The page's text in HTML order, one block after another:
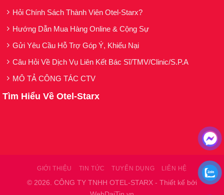
Sau 1 tuần bạn sẽ thấy làn da trắng sáng trông
thấy, các vết nám mờ dần
Kiên trì sử dụng, sẽ thấy nám sạm mờ nhiều,
da trắng sáng lên 1-2 tone
Hỏi Chính Sách Thành Viên Otel-Starx?
Hướng Dẫn Mua Hàng Online & Cộng Sự
Gửi Yêu Cầu Hỗ Trợ Góp Ý, Khiếu Nại
Câu Hỏi Về Dịch Vụ Liên Kết Bác Sĩ/TMV/Clinic/S.P.A
MÔ TẢ CÔNG TÁC CTV
Tìm Hiểu Về Otel-Starx
GIỚI THIỆU TIN TỨC TUYỂN DỤNG LIÊN HỆ
© 2026. CÔNG TY TNHH OTEL-STARX - Thiết kế bởi